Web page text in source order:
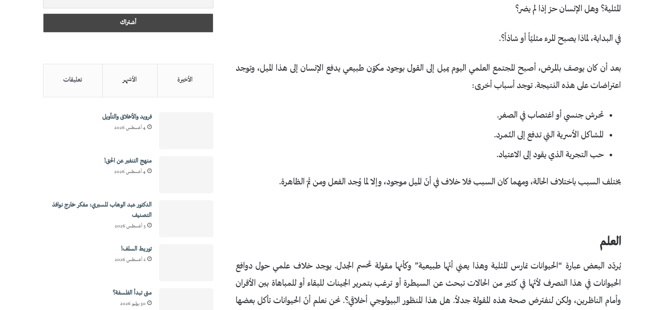
المثلية؟ وهل الإنسان حرّ إذا لم يضر؟
في البداية، لماذا يصبح المرء مثليًاً أو شاذاً؟.
بعد أن كان يوصف بالمرض، أصبح المجتمع العلمي اليوم يميل إلى القول بوجود مكوّن طبيعي يدفع الإنسان إلى هذا الميل، وتوجد
اعتراضات على هذه النتيجة. توجد أسباب أخرى:
تحرش جنسي أو اغتصاب في الصغر.
المشاكل الأسرية التي تدفع إلى التّمرد.
حب التجربة الذي يقود إلى الاعتياد.
يختلف السبب باختلاف الحالة، ومهما كان السبب فلا خلاف في أنّ الميل موجود، وإلا لما وُجد الفعل ومن ثَمّ الظاهرة.
العلم
يُردّد البعض عبارة “الحيوانات تمارس المثلية وهذا يعني أنّها طبيعية” وكأنها مقولة تحسم الجدل. يوجد خلاف علمي حول دوافع
الحيوانات في هذا التصرف لأنّها في كثير من الحالات تبحث عن السيطرة أو ترغب بتمرير الجينات للبقاء أو للمباهاة بين الأقران
وأمام الناظرين، ولكن لنفترض صحة هذه المقولة جدلاً. هل هذا المنظور البيولوجي أخلاقي؟. نحن نعلم أنّ الحيوانات تأكل بعضها
الأخيرة الأشهر تعليقات
فرويد والأخلاق والتأويل
4 أغسطس 2026
منهج التنفير عن الحق!
4 أغسطس 2026
الدكتور عبد الوهاب المسيري: مفكر خارج نوافذ
التصنيف
3 أغسطس 2026
توريط السلف!
2 أغسطس 2026
متى تبدأ الفلسفة؟
30 يوليو 2026